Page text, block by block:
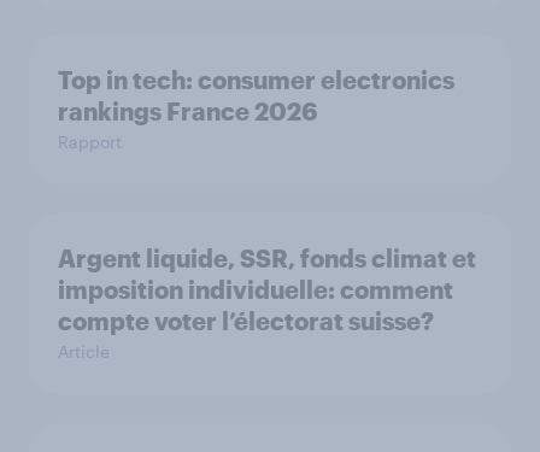
Top in tech: consumer electronics
rankings France 2026
Rapport
Argent liquide, SSR, fonds climat et
imposition individuelle: comment
compte voter l’électorat suisse?
Article